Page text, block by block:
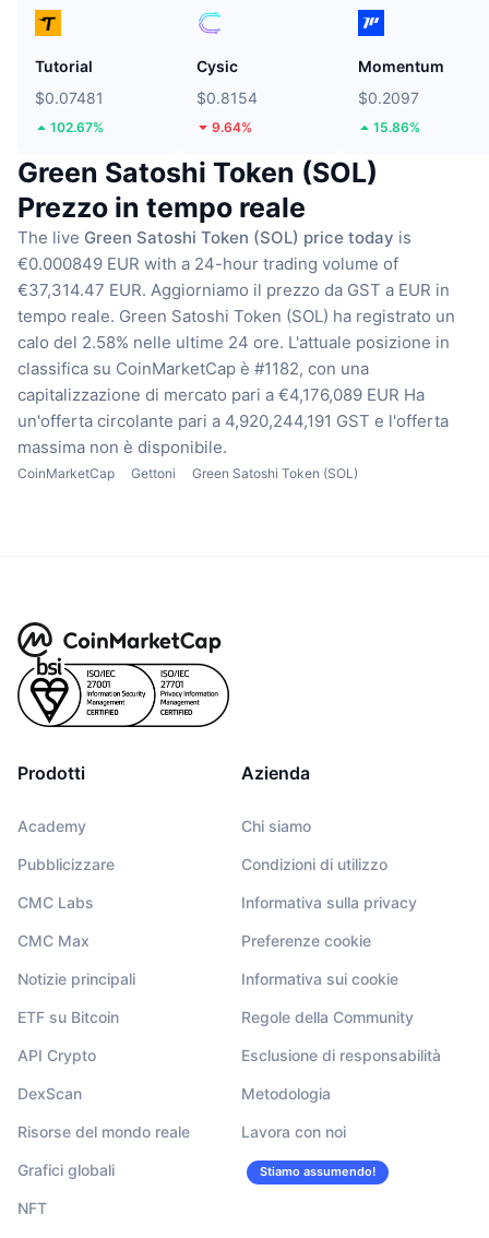
Tutorial
$0.07481
102.67%
Cysic
$0.8154
9.64%
Momentum
$0.2097
15.86%
Green Satoshi Token (SOL)
Prezzo in tempo reale
The live Green Satoshi Token (SOL) price today is
€0.000849 EUR with a 24-hour trading volume of
€37,314.47 EUR. Aggiorniamo il prezzo da GST a EUR in
tempo reale. Green Satoshi Token (SOL) ha registrato un
calo del 2.58% nelle ultime 24 ore. L'attuale posizione in
classifica su CoinMarketCap è #1182, con una
capitalizzazione di mercato pari a €4,176,089 EUR Ha
un'offerta circolante pari a 4,920,244,191 GST e l'offerta
massima non è disponibile.
CoinMarketCap Gettoni Green Satoshi Token (SOL)
Prodotti
Academy
Pubblicizzare
CMC Labs
CMC Max
Notizie principali
ETF su Bitcoin
API Crypto
DexScan
Risorse del mondo reale
Grafici globali
NFT
Azienda
Chi siamo
Condizioni di utilizzo
Informativa sulla privacy
Preferenze cookie
Informativa sui cookie
Regole della Community
Esclusione di responsabilità
Metodologia
Lavora con noi
Stiamo assumendo!